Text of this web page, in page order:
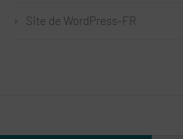
Site de WordPress-FR